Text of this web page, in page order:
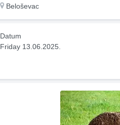
Beloševac
Datum
Friday 13.06.2025.